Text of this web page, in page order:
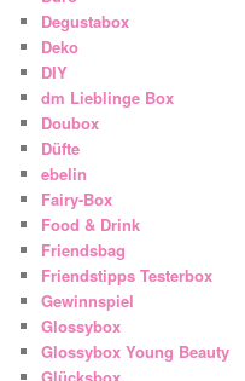
Degustabox
Deko
DIY
dm Lieblinge Box
Doubox
Düfte
ebelin
Fairy-Box
Food & Drink
Friendsbag
Friendstipps Testerbox
Gewinnspiel
Glossybox
Glossybox Young Beauty
Glücksbox